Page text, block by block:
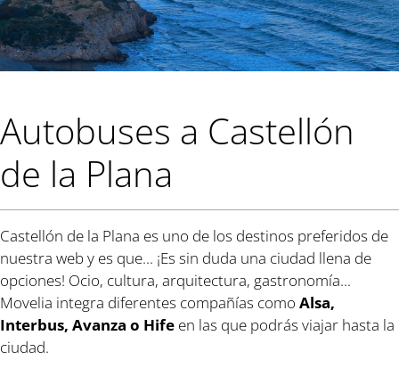
Autobuses a Castellón
de la Plana
Castellón de la Plana es uno de los destinos preferidos de
nuestra web y es que... ¡Es sin duda una ciudad llena de
opciones! Ocio, cultura, arquitectura, gastronomía...
Movelia integra diferentes compañías como Alsa,
Interbus, Avanza o Hife en las que podrás viajar hasta la
ciudad.